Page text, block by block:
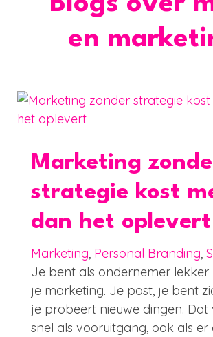
en
Marketing
strategie kost
dan het oplevert
Marketing, Personal Branding,
Je bent als ondernemer lekker
je marketing. Je post, je bent
je probeert nieuwe dingen. Dat
snel als vooruitgang, ook als er